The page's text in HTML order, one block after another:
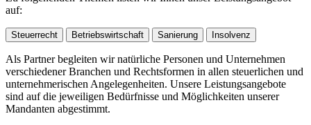
auf:
Steuerrecht Betriebswirtschaft Sanierung Insolvenz
Als Partner begleiten wir natürliche Personen und Unternehmen
verschiedener Branchen und Rechtsformen in allen steuerlichen und
unternehmerischen Angelegenheiten. Unsere Leistungsangebote
sind auf die jeweiligen Bedürfnisse und Möglichkeiten unserer
Mandanten abgestimmt.